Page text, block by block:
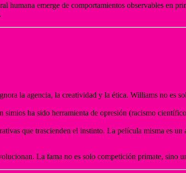
humana emerge de comportamientos observables en
la agencia, la creatividad y la ética. Williams no es
simios ha sido herramienta de opresión (racismo
que trascienden el instinto. La película misma es
La fama no es solo competición primate, sino